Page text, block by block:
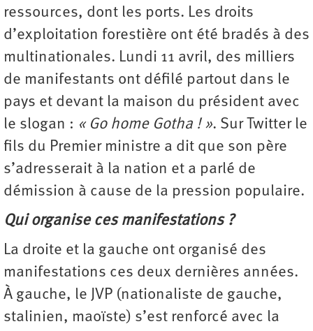
ressources, dont les ports. Les droits
d’exploitation forestière ont été bradés à des
multinationales. Lundi 11 avril, des milliers
de manifestants ont défilé partout dans le
pays et devant la maison du président avec
le slogan : « Go home Gotha ! ». Sur Twitter le
fils du Premier ministre a dit que son père
s’adresserait à la nation et a parlé de
démission à cause de la pression populaire.
Qui organise ces manifestations ?
La droite et la gauche ont organisé des
manifestations ces deux dernières années.
À gauche, le JVP (nationaliste de gauche,
stalinien, maoïste) s’est renforcé avec la